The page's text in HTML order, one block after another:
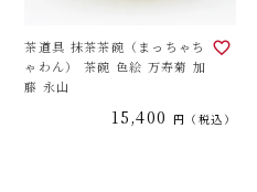
茶道具 抹茶茶碗（まっちゃち
ゃわん） 茶碗 色絵 万寿菊 加
藤 永山
15,400 税込